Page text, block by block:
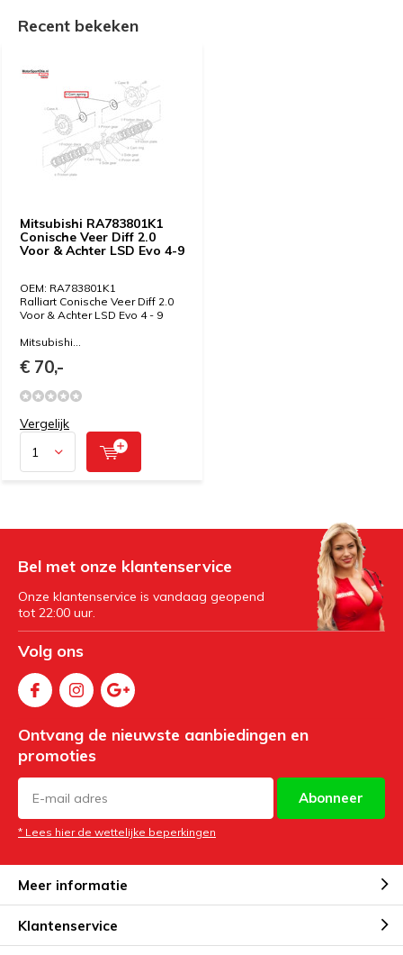
Recent bekeken
Mitsubishi RA783801K1
Conische Veer Diff 2.0
Voor & Achter LSD Evo 4-9
OEM: RA783801K1
Ralliart Conische Veer Diff 2.0
Voor & Achter LSD Evo 4 - 9
Mitsubishi...
€ 70,-
Vergelijk
Bel met onze klantenservice
Onze klantenservice is vandaag geopend
tot 22:00 uur.
Volg ons
Ontvang de nieuwste aanbiedingen en
promoties
Abonneer
* Lees hier de wettelijke beperkingen
Meer informatie
Klantenservice